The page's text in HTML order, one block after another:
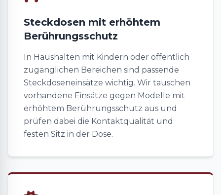
Steckdosen mit erhöhtem
Berührungsschutz
In Haushalten mit Kindern oder öffentlich
zugänglichen Bereichen sind passende
Steckdoseneinsätze wichtig. Wir tauschen
vorhandene Einsätze gegen Modelle mit
erhöhtem Berührungsschutz aus und
prüfen dabei die Kontaktqualität und
festen Sitz in der Dose.